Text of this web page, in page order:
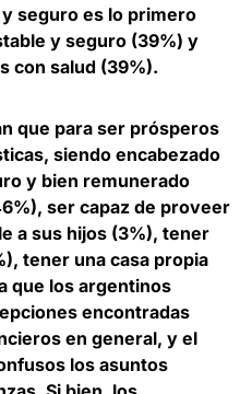
seguro es lo primero
y seguro (39%) y
con salud (39%).
que para ser prósperos
siendo encabezado
y bien remunerado
ser capaz de proveer
a sus hijos (3%), tener
tener una casa propia
que los argentinos
encontradas
en general, y el
los asuntos